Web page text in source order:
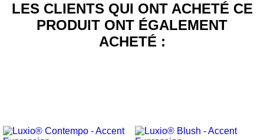
LES CLIENTS QUI ONT ACHETÉ CE
PRODUIT ONT ÉGALEMENT
ACHETÉ :